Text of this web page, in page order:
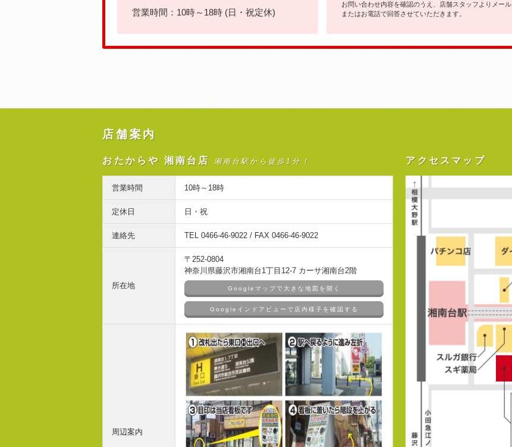
営業時間：10時～18時 (日・祝定休)
お問い合わせ内容を確認のうえ、店舗スタッフよりメール
またはお電話で回答させていただきます。
店舗案内
おたからや 湘南台店 湘南台駅から徒歩1分！
営業時間 10時～18時
定休日 日・祝
連絡先 TEL 0466-46-9022 / FAX 0466-46-9022
所在地
〒252-0804
神奈川県藤沢市湘南台1丁目12-7 カーサ湘南台2階
Googleマップで大きな地図を開く
Googleインドアビューで店内様子を確認する
周辺案内
アクセスマップ